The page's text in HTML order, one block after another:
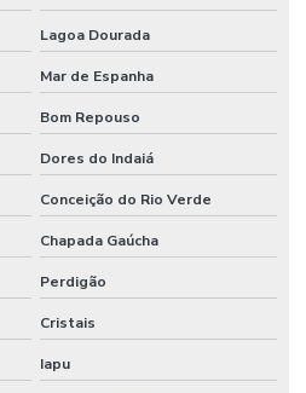
industrial
predial
Lagoa Dourada
Mar de Espanha
Bom Repouso
Dores do Indaiá
Conceição do Rio Verde
Chapada Gaúcha
Perdigão
Cristais
Iapu